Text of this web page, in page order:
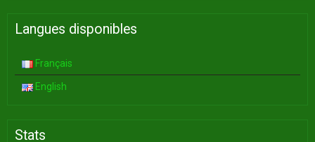
Langues disponibles
Français
English
Stats